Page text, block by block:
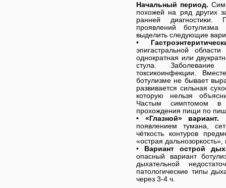
Начальный период.
похожей на ряд других
ранней диагностики.
проявлений
выделить следующие
•
эпигастральной
однократная или
стула. Заболевание
токсикоинфекции.
ботулизме не бывает
развивается сильная
которую нельзя
Частым симптомом в
прохождения пищи по
• «Глазной» вариант.
появлением тумана,
чёткость контуров
«острая
• Вариант острой
опасный вариант
дыхательной
патологические типы
через 3-4 ч.